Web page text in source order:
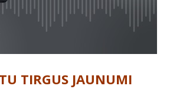
TIRGUS JAUNUMI